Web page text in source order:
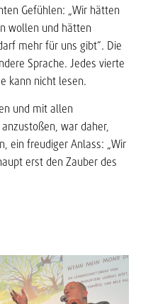
Gefühlen: „Wir hätten
wollen und hätten
mehr für uns gibt“. Die
Sprache. Jedes vierte
kann nicht lesen.
und mit allen
war daher,
ein freudiger Anlass: „Wir
erst den Zauber des